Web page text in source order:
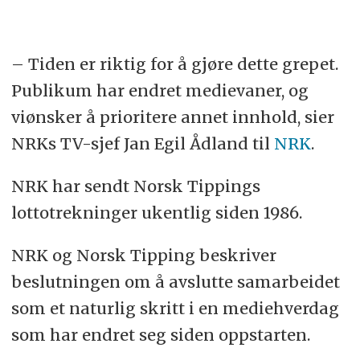
– Tiden er riktig for å gjøre dette grepet.
Publikum har endret medievaner, og
viønsker å prioritere annet innhold, sier
NRKs TV-sjef Jan Egil Ådland til NRK.
NRK har sendt Norsk Tippings
lottotrekninger ukentlig siden 1986.
NRK og Norsk Tipping beskriver
beslutningen om å avslutte samarbeidet
som et naturlig skritt i en mediehverdag
som har endret seg siden oppstarten.